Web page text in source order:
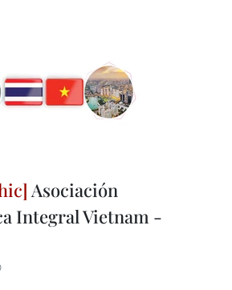
Asociación
Integral Vietnam -